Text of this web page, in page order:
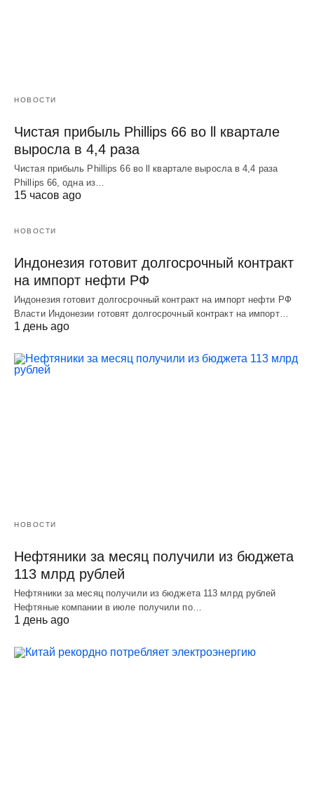
НОВОСТИ
Чистая прибыль Phillips 66 во ll квартале
выросла в 4,4 раза
Чистая прибыль Phillips 66 во ll квартале выросла в 4,4 раза
Phillips 66, одна из…
15 часов ago
НОВОСТИ
Индонезия готовит долгосрочный контракт
на импорт нефти РФ
Индонезия готовит долгосрочный контракт на импорт нефти РФ
Власти Индонезии готовят долгосрочный контракт на импорт…
1 день ago
НОВОСТИ
Нефтяники за месяц получили из бюджета
113 млрд рублей
Нефтяники за месяц получили из бюджета 113 млрд рублей
Нефтяные компании в июле получили по…
1 день ago